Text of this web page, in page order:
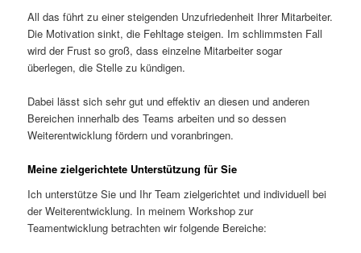
All das führt zu einer steigenden Unzufriedenheit Ihrer Mitarbeiter.
Die Motivation sinkt, die Fehltage steigen. Im schlimmsten Fall
wird der Frust so groß, dass einzelne Mitarbeiter sogar
überlegen, die Stelle zu kündigen.
Dabei lässt sich sehr gut und effektiv an diesen und anderen
Bereichen innerhalb des Teams arbeiten und so dessen
Weiterentwicklung fördern und voranbringen.
Meine zielgerichtete Unterstützung für Sie
Ich unterstütze Sie und Ihr Team zielgerichtet und individuell bei
der Weiterentwicklung. In meinem Workshop zur
Teamentwicklung betrachten wir folgende Bereiche: